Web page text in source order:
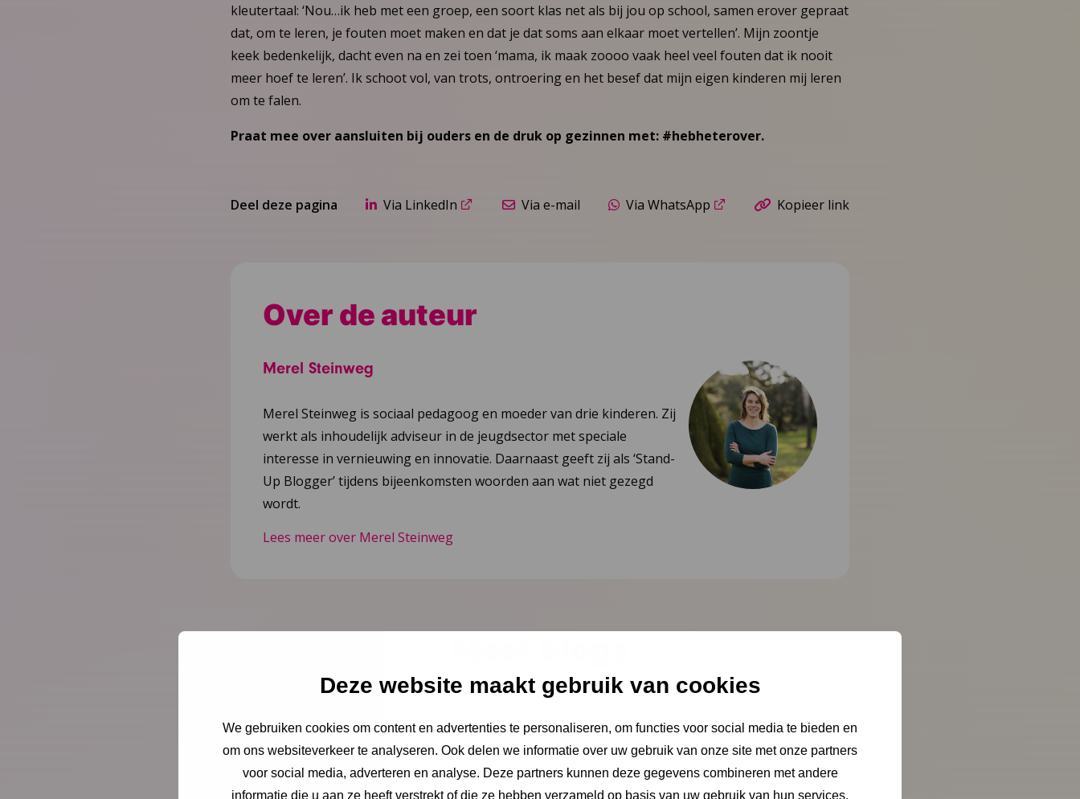
Deze website maakt gebruik van cookies
We gebruiken cookies om content en advertenties te personaliseren, om functies voor social media te bieden en
om ons websiteverkeer te analyseren. Ook delen we informatie over uw gebruik van onze site met onze partners
voor social media, adverteren en analyse. Deze partners kunnen deze gegevens combineren met andere
informatie die u aan ze heeft verstrekt of die ze hebben verzameld op basis van uw gebruik van hun services.
kleutertaal: ‘Nou…ik heb met een groep, een soort klas net als bij jou op school, samen erover gepraat
dat, om te leren, je fouten moet maken en dat je dat soms aan elkaar moet vertellen’. Mijn zoontje
keek bedenkelijk, dacht even na en zei toen ‘mama, ik maak zoooo vaak heel veel fouten dat ik nooit
meer hoef te leren’. Ik schoot vol, van trots, ontroering en het besef dat mijn eigen kinderen mij leren
om te falen.
Praat mee over aansluiten bij ouders en de druk op gezinnen met: #hebheterover.
Deel deze pagina Via LinkedIn Via e-mail Via WhatsApp Kopieer link
Over de auteur
Merel Steinweg
Merel Steinweg is sociaal pedagoog en moeder van drie kinderen. Zij
werkt als inhoudelijk adviseur in de jeugdsector met speciale
interesse in vernieuwing en innovatie. Daarnaast geeft zij als ‘Stand-
Up Blogger’ tijdens bijeenkomsten woorden aan wat niet gezegd
wordt.
Lees meer over Merel Steinweg